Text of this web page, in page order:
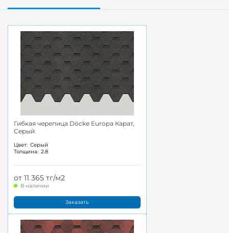
Гибкая черепица Döcke Europa Карат,
Серый
Цвет: Серый
Толщина: 2.8
от 11 365 тг/м2
В наличии
Заказать